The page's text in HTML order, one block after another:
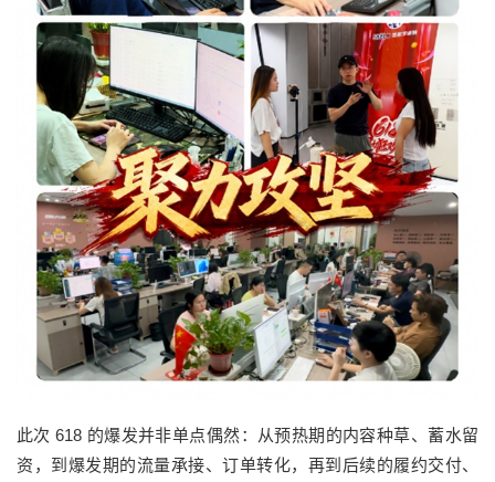
此次 618 的爆发并非单点偶然：从预热期的内容种草、蓄水留
资，到爆发期的流量承接、订单转化，再到后续的履约交付、